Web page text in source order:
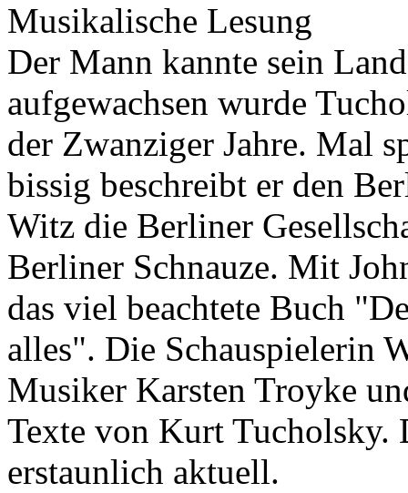
Musikalische Lesung
Der Mann kannte sein
aufgewachsen wurde
der Zwanziger Jahre. Mal
bissig beschreibt er den
Witz die Berliner
Berliner Schnauze. Mit
das viel beachtete Buch
alles". Die Schauspielerin
Musiker Karsten Troyke
Texte von Kurt Tucholsky.
erstaunlich aktuell.